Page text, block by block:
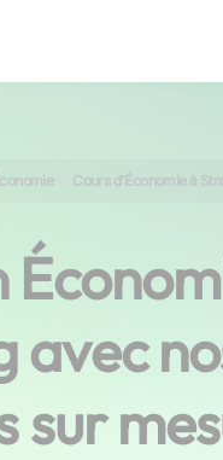
Cours d'Économie à
avec
sur